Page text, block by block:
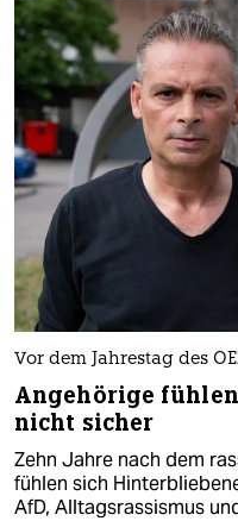
Vor dem Jahrestag des
Angehörige
nicht sicher
Zehn Jahre nach dem
fühlen sich
AfD, Alltagsrassismus